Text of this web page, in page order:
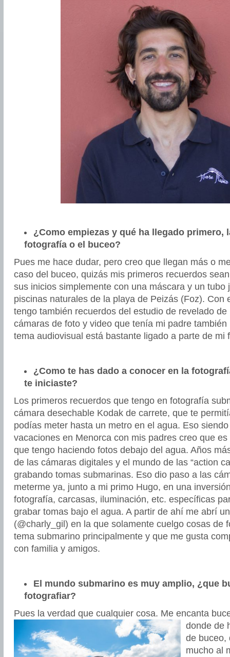
¿Como empiezas y qué ha llegado primero,
fotografía o el buceo?
Pues me hace dudar, pero creo que llegan más o
caso del buceo, quizás mis primeros recuerdos
sus inicios simplemente con una máscara y un tubo
piscinas naturales de la playa de Peizás (Foz). Con
tengo también recuerdos del estudio de revelado
cámaras de foto y video que tenía mi padre
tema audiovisual está bastante ligado a parte de mi
¿Como te has dado a conocer en la
te iniciaste?
Los primeros recuerdos que tengo en fotografía
cámara desechable Kodak de carrete, que te
podías meter hasta un metro en el agua. Eso
vacaciones en Menorca con mis padres creo que
que tengo haciendo fotos debajo del agua. Años
de las cámaras digitales y el mundo de las “action
grabando tomas submarinas. Eso dio paso a las
meterme ya, junto a mi primo Hugo, en una
fotografía, carcasas, iluminación, etc. específicas
grabar tomas bajo el agua. A partir de ahí me abrí
(@charly_gil) en la que solamente cuelgo cosas de
tema submarino principalmente y que me gusta
con familia y amigos.
El mundo submarino es muy amplio, ¿que
fotografiar?
Pues la verdad que cualquier cosa. Me encanta
donde de
de buceo,
mucho al